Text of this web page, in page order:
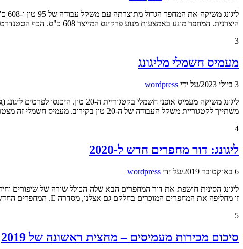
היצרנית. המחפר מונע באמצעות מנוע פרקינס המייצר 608 כ"ס. הכף הסטנדרטית היא בנפח 5.6 מ"ק, עומק החפירה המרבי עומד על […]
3
מעמיס חשמלי מליגונג
3 ביולי 2023 /על ידי wordpress
משתייך לקטגוריית משקל העבודה של ה-20 טון בקירוב. מעמיס חשמלי זה מצטרף להיצע ההולך וגדל של ציוד מכאני הנדסי המונע בחשמל המוצע על […]
4
ליגונג: דור מחפרים חדש ל-2020
6 באוקטובר 2019 /על ידי wordpress
זו מחליפה את המחפרים המוכרים בחלקם גם אצלנו, מסדרה E. המחפרים החדשים מכסים את כל טווח המשקלים שבין 1.8 טון ועד […]
5
סיכום מכירות מעמיסים – מחצית ראשונה של 2019